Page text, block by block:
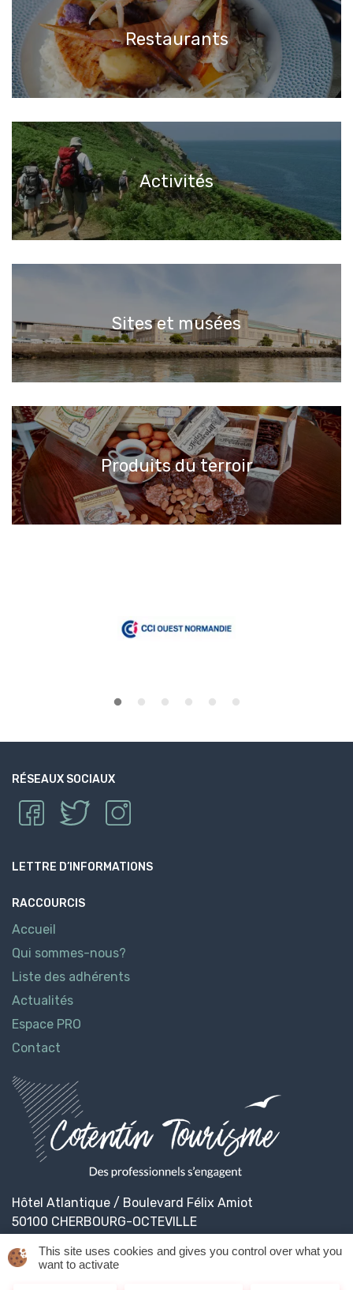
Restaurants
Activités
Sites et musées
Produits du terroir
RÉSEAUX SOCIAUX
LETTRE D’INFORMATIONS
RACCOURCIS
Accueil
Qui sommes-nous?
Liste des adhérents
Actualités
Espace PRO
Contact
Hôtel Atlantique / Boulevard Félix Amiot
50100 CHERBOURG-OCTEVILLE
This site uses cookies and gives you control over what you
want to activate